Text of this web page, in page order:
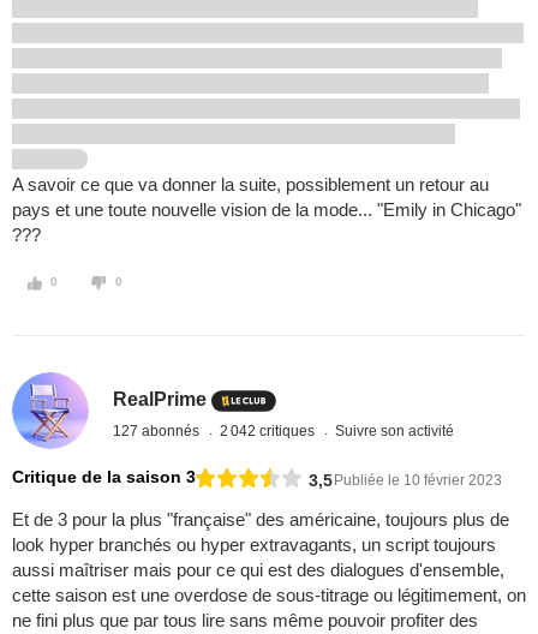
A savoir ce que va donner la suite, possiblement un retour au
pays et une toute nouvelle vision de la mode... "Emily in Chicago"
???
0 0
RealPrime
127 abonnés 2 042 critiques Suivre son activité
Critique de la saison 3 3,5Publiée le 10 février 2023
Et de 3 pour la plus "française" des américaine, toujours plus de
look hyper branchés ou hyper extravagants, un script toujours
aussi maîtriser mais pour ce qui est des dialogues d'ensemble,
cette saison est une overdose de sous-titrage ou légitimement, on
ne fini plus que par tous lire sans même pouvoir profiter des